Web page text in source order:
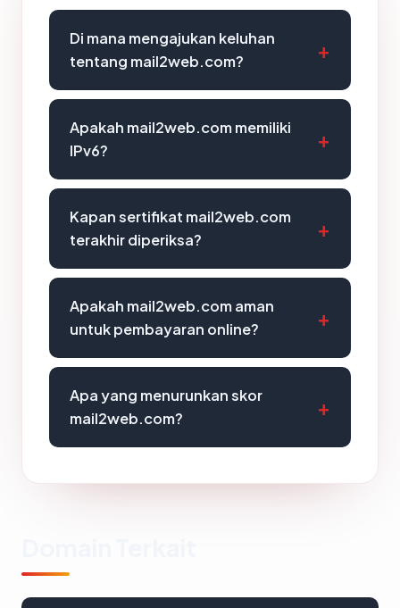
Di mana mengajukan keluhan
tentang mail2web.com?
Apakah mail2web.com memiliki
IPv6?
Kapan sertifikat mail2web.com
terakhir diperiksa?
Apakah mail2web.com aman
untuk pembayaran online?
Apa yang menurunkan skor
mail2web.com?